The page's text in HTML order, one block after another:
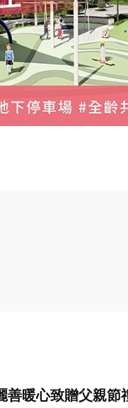
善暖心致贈父親節